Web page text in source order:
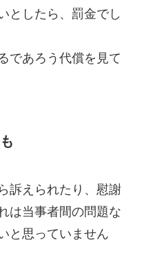
としたら、罰金でし
であろう代償を見て
訴えられたり、慰謝
は当事者間の問題な
と思っていません